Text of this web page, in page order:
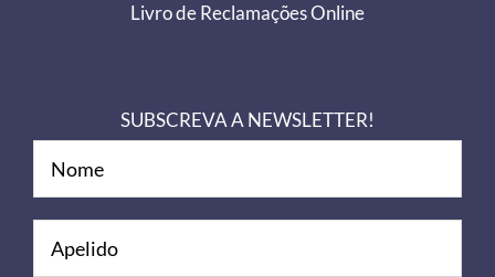
Livro de Reclamações Online
SUBSCREVA A NEWSLETTER!